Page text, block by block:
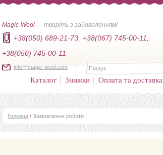
Magic-Wool — творіть з задоволенням!
+38(050) 689-21-73,
+38(067) 745-00-11,
+38(050) 745-00-11
info@magic-wool.com
Каталог Знижки Оплата та доставка
Головна / Замовлення роботи